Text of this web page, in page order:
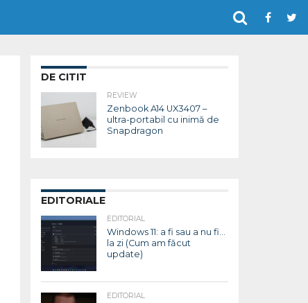
DE CITIT
REVIEW
Zenbook A14 UX3407 –
ultra-portabil cu inimă de
Snapdragon
EDITORIALE
EDITORIAL
Windows 11: a fi sau a nu fi…
la zi (Cum am făcut
update)
EDITORIAL